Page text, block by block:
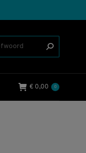
€ 0,00 0